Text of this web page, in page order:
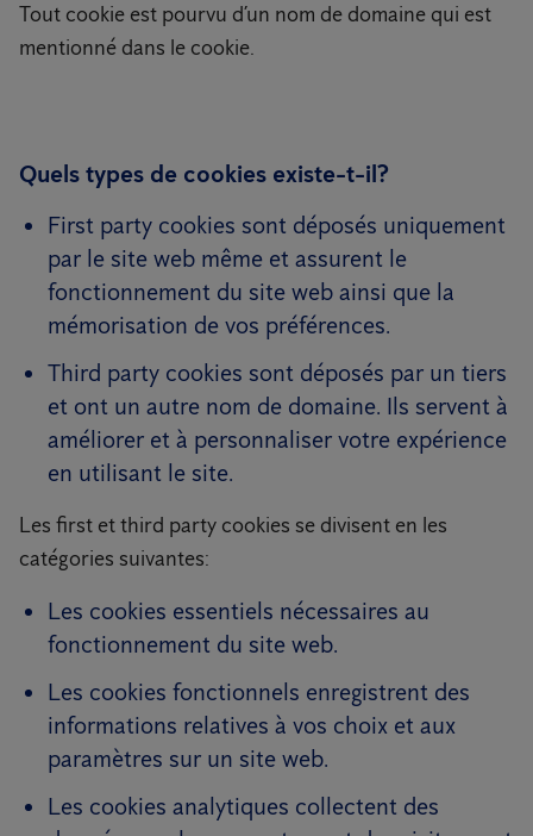
Tout cookie est pourvu d’un nom de domaine qui est
mentionné dans le cookie.
Quels types de cookies existe-t-il?
First party cookies sont déposés uniquement
par le site web même et assurent le
fonctionnement du site web ainsi que la
mémorisation de vos préférences.
Third party cookies sont déposés par un tiers
et ont un autre nom de domaine. Ils servent à
améliorer et à personnaliser votre expérience
en utilisant le site.
Les first et third party cookies se divisent en les
catégories suivantes:
Les cookies essentiels nécessaires au
fonctionnement du site web.
Les cookies fonctionnels enregistrent des
informations relatives à vos choix et aux
paramètres sur un site web.
Les cookies analytiques collectent des